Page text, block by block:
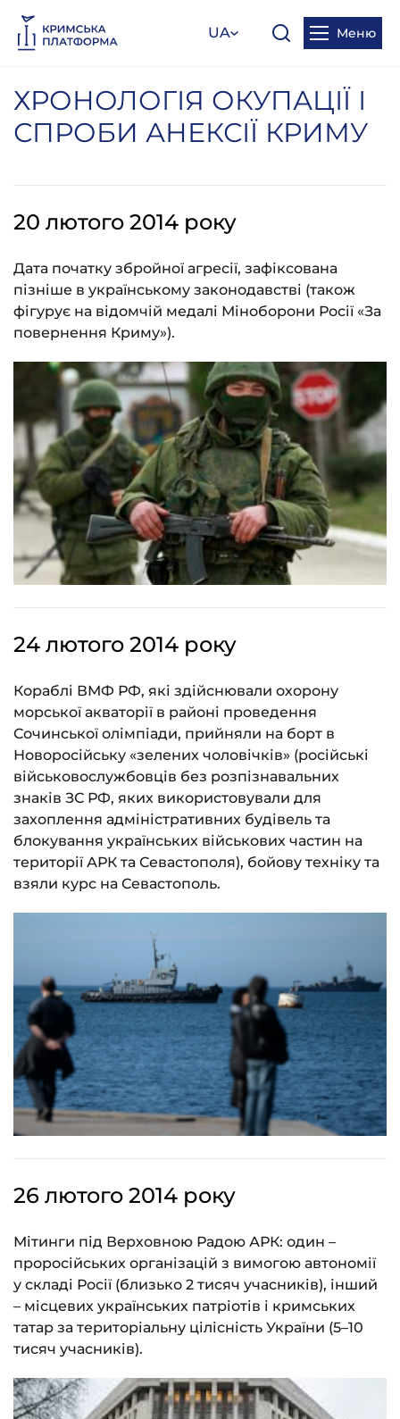
UA Меню
ХРОНОЛОГІЯ ОКУПАЦІЇ І
СПРОБИ АНЕКСІЇ КРИМУ
20 лютого 2014 року
Дата початку збройної агресії, зафіксована
пізніше в українському законодавстві (також
фігурує на відомчій медалі Міноборони Росії «За
повернення Криму»).
24 лютого 2014 року
Кораблі ВМФ РФ, які здійснювали охорону
морської акваторії в районі проведення
Сочинської олімпіади, прийняли на борт в
Новоросійську «зелених чоловічків» (російські
військовослужбовців без розпізнавальних
знаків ЗС РФ, яких використовували для
захоплення адміністративних будівель та
блокування українських військових частин на
території АРК та Севастополя), бойову техніку та
взяли курс на Севастополь.
26 лютого 2014 року
Мітинги під Верховною Радою АРК: один –
проросійських організацій з вимогою автономії
у складі Росії (близько 2 тисяч учасників), інший
– місцевих українських патріотів і кримських
татар за територіальну цілісність України (5–10
тисяч учасників).